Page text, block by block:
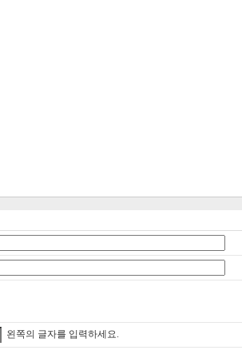
왼쪽의 글자를 입력하세요.